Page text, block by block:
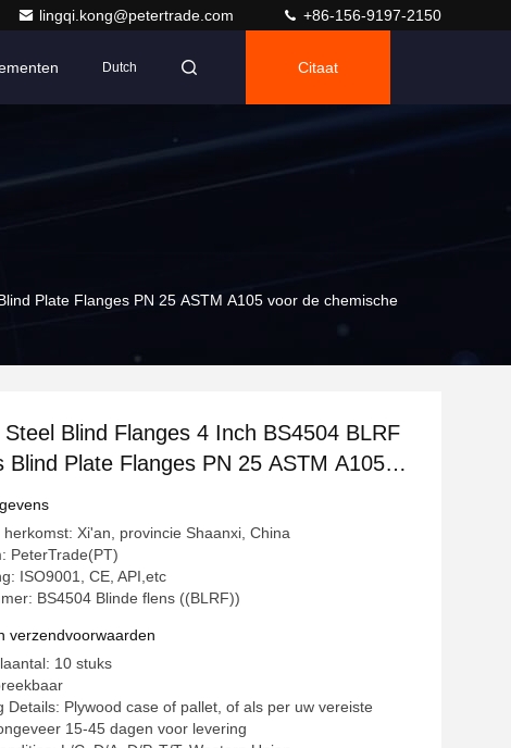
lingqi.kong@petertrade.com +86-156-9197-2150
Dutch Citaat
Plate Flanges PN 25 ASTM A105 voor de chemische
Steel Blind Flanges 4 Inch BS4504 BLRF
Blind Plate Flanges PN 25 ASTM A105
industrie
herkomst: Xi'an, provincie Shaanxi, China
PeterTrade(PT)
ISO9001, CE, API,etc
BS4504 Blinde flens ((BLRF))
verzendvoorwaarden
10 stuks
Details: Plywood case of pallet, of als per uw vereiste
15-45 dagen voor levering